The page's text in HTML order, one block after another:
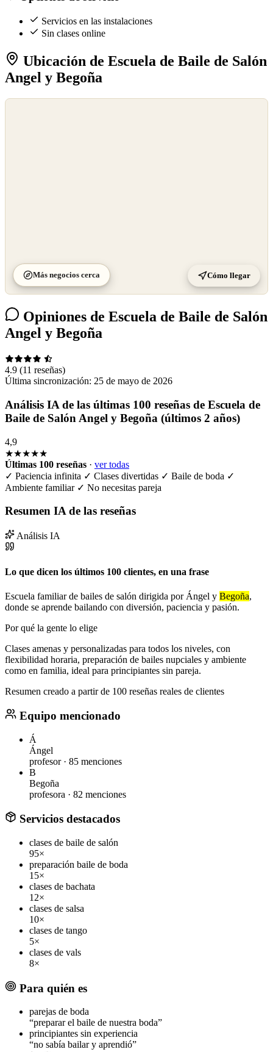
Servicios en las instalaciones
Sin clases online
Ubicación de Escuela de Baile de Salón
Angel y Begoña
Más negocios cerca Cómo llegar
Opiniones de Escuela de Baile de Salón
Angel y Begoña
4.9 (11 reseñas)
Última sincronización: 25 de mayo de 2026
Análisis IA de las últimas 100 reseñas de Escuela de
Baile de Salón Angel y Begoña (últimos 2 años)
4,9
★★★★★
Últimas 100 reseñas · ver todas
✓ Paciencia infinita ✓ Clases divertidas ✓ Baile de boda ✓
Ambiente familiar ✓ No necesitas pareja
Resumen IA de las reseñas
Análisis IA
Lo que dicen los últimos 100 clientes, en una frase
Escuela familiar de bailes de salón dirigida por Ángel y Begoña,
donde se aprende bailando con diversión, paciencia y pasión.
Por qué la gente lo elige
Clases amenas y personalizadas para todos los niveles, con
flexibilidad horaria, preparación de bailes nupciales y ambiente
como en familia, ideal para principiantes sin pareja.
Resumen creado a partir de 100 reseñas reales de clientes
Equipo mencionado
Á
Ángel
profesor · 85 menciones
B
Begoña
profesora · 82 menciones
Servicios destacados
clases de baile de salón
95×
preparación baile de boda
15×
clases de bachata
12×
clases de salsa
10×
clases de tango
5×
clases de vals
8×
Para quién es
parejas de boda
“preparar el baile de nuestra boda”
principiantes sin experiencia
“no sabía bailar y aprendió”